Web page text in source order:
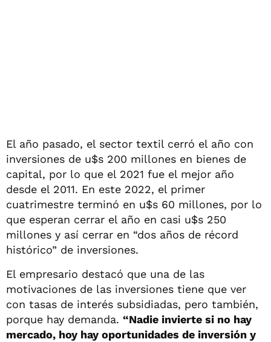
El año pasado, el sector textil cerró el año con
inversiones de u$s 200 millones en bienes de
capital, por lo que el 2021 fue el mejor año
desde el 2011. En este 2022, el primer
cuatrimestre terminó en u$s 60 millones, por lo
que esperan cerrar el año en casi u$s 250
millones y así cerrar en “dos años de récord
histórico” de inversiones.
El empresario destacó que una de las
motivaciones de las inversiones tiene que ver
con tasas de interés subsidiadas, pero también,
porque hay demanda. “Nadie invierte si no hay
mercado, hoy hay oportunidades de inversión y